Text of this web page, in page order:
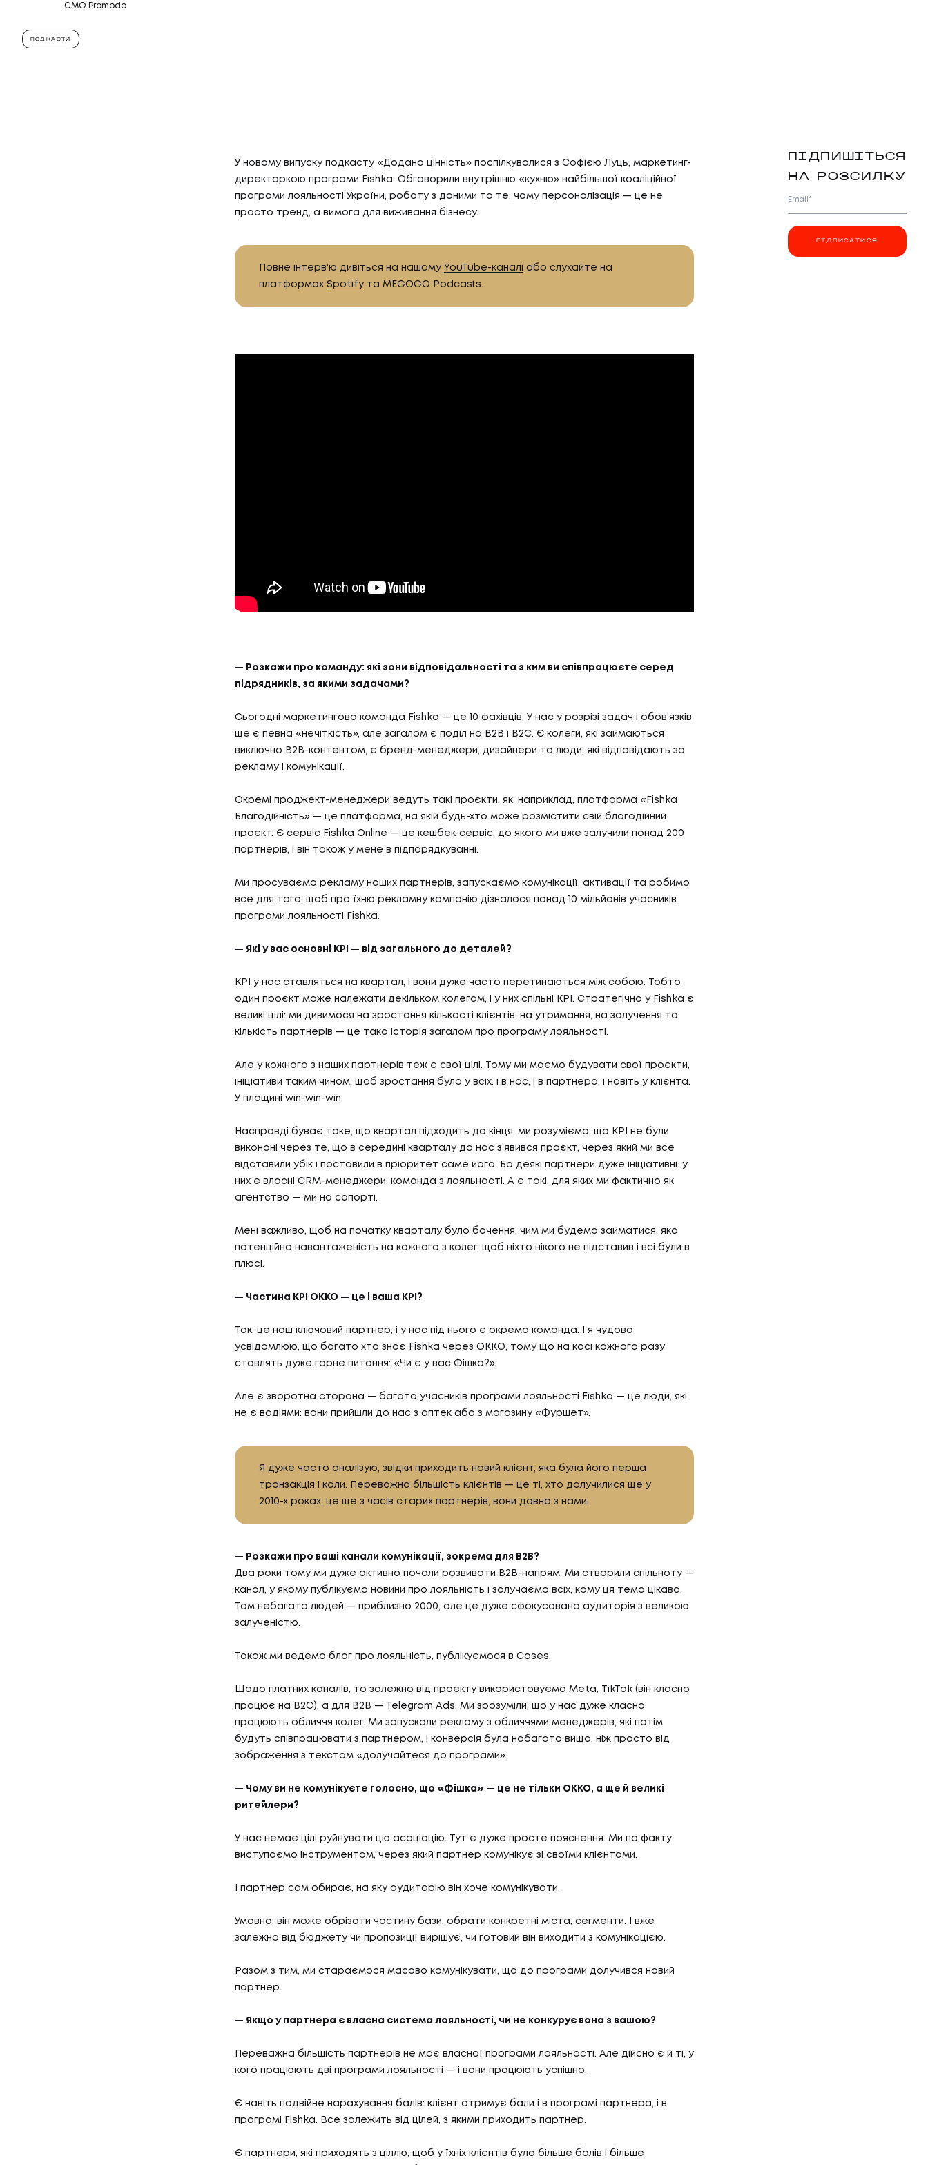
CMO Promodo
ПОДКАСТИ
У новому випуску подкасту «Додана цінність» поспілкувалися з Софією Луць, маркетинг-
директоркою програми Fishka. Обговорили внутрішню «кухню» найбільшої коаліційної
програми лояльності України, роботу з даними та те, чому персоналізація — це не
просто тренд, а вимога для виживання бізнесу.
Повне інтервʼю дивіться на нашому YouTube-каналі або слухайте на
платформах Spotifyта MEGOGO Podcasts.
— Розкажи про команду: які зони відповідальності та з ким ви співпрацюєте серед
підрядників, за якими задачами?
Сьогодні маркетингова команда Fishka — це 10 фахівців. У нас у розрізі задач і обов’язків
ще є певна «нечіткість», але загалом є поділ на B2B і B2C. Є колеги, які займаються
виключно B2B-контентом, є бренд-менеджери, дизайнери та люди, які відповідають за
рекламу і комунікації.
Окремі проджект-менеджери ведуть такі проєкти, як, наприклад, платформа «Fishka
Благодійність» — це платформа, на якій будь-хто може розмістити свій благодійний
проєкт. Є сервіс Fishka Online — це кешбек-сервіс, до якого ми вже залучили понад 200
партнерів, і він також у мене в підпорядкуванні.
Ми просуваємо рекламу наших партнерів, запускаємо комунікації, активації та робимо
все для того, щоб про їхню рекламну кампанію дізналося понад 10 мільйонів учасників
програми лояльності Fishka.
— Які у вас основні KPI — від загального до деталей?
KPI у нас ставляться на квартал, і вони дуже часто перетинаються між собою. Тобто
один проєкт може належати декільком колегам, і у них спільні KPI. Стратегічно у Fishka є
великі цілі: ми дивимося на зростання кількості клієнтів, на утримання, на залучення та
кількість партнерів — це така історія загалом про програму лояльності.
Але у кожного з наших партнерів теж є свої цілі. Тому ми маємо будувати свої проєкти,
ініціативи таким чином, щоб зростання було у всіх: і в нас, і в партнера, і навіть у клієнта.
У площині win-win-win.
Насправді буває таке, що квартал підходить до кінця, ми розуміємо, що KPI не були
виконані через те, що в середині кварталу до нас з’явився проєкт, через який ми все
відставили убік і поставили в пріоритет саме його. Бо деякі партнери дуже ініціативні: у
них є власні CRM-менеджери, команда з лояльності. А є такі, для яких ми фактично як
агентство — ми на сапорті.
Мені важливо, щоб на початку кварталу було бачення, чим ми будемо займатися, яка
потенційна навантаженість на кожного з колег, щоб ніхто нікого не підставив і всі були в
плюсі.
— Частина KPI ОККО — це і ваша KPI?
Так, це наш ключовий партнер, і у нас під нього є окрема команда. І я чудово
усвідомлюю, що багато хто знає Fishka через ОККО, тому що на касі кожного разу
ставлять дуже гарне питання: «Чи є у вас Фішка?».
Але є зворотна сторона — багато учасників програми лояльності Fishka — це люди, які
не є водіями: вони прийшли до нас з аптек або з магазину «Фуршет».
Я дуже часто аналізую, звідки приходить новий клієнт, яка була його перша
транзакція і коли. Переважна більшість клієнтів — це ті, хто долучилися ще у
2010-х роках, це ще з часів старих партнерів, вони давно з нами.
— Розкажи про ваші канали комунікації, зокрема для B2B?
Два роки тому ми дуже активно почали розвивати B2B-напрям. Ми створили спільноту —
канал, у якому публікуємо новини про лояльність і залучаємо всіх, кому ця тема цікава.
Там небагато людей — приблизно 2000, але це дуже сфокусована аудиторія з великою
залученістю.
Також ми ведемо блог про лояльність, публікуємося в Cases.
Щодо платних каналів, то залежно від проєкту використовуємо Meta, TikTok (він класно
працює на B2C), а для B2B — Telegram Ads. Ми зрозуміли, що у нас дуже класно
працюють обличчя колег. Ми запускали рекламу з обличчями менеджерів, які потім
будуть співпрацювати з партнером, і конверсія була набагато вища, ніж просто від
зображення з текстом «долучайтеся до програми».
— Чому ви не комунікуєте голосно, що «Фішка» — це не тільки ОККО, а ще й великі
ритейлери?
У нас немає цілі руйнувати цю асоціацію. Тут є дуже просте пояснення. Ми по факту
виступаємо інструментом, через який партнер комунікує зі своїми клієнтами.
І партнер сам обирає, на яку аудиторію він хоче комунікувати.
Умовно: він може обрізати частину бази, обрати конкретні міста, сегменти. І вже
залежно від бюджету чи пропозиції вирішує, чи готовий він виходити з комунікацією.
Разом з тим, ми стараємося масово комунікувати, що до програми долучився новий
партнер.
— Якщо у партнера є власна система лояльності, чи не конкурує вона з вашою?
Переважна більшість партнерів не має власної програми лояльності. Але дійсно є й ті, у
кого працюють дві програми лояльності — і вони працюють успішно.
Є навіть подвійне нарахування балів: клієнт отримує бали і в програмі партнера, і в
програмі Fishka. Все залежить від цілей, з якими приходить партнер.
Є партнери, які приходять з ціллю, щоб у їхніх клієнтів було більше балів і більше
ПІДПИШІТЬСЯ
НА РОЗСИЛКУ
Email*
ПІДПИСАТИСЯ
ПОСЛУГИ
ПОСЛУГИ
05
КАР'ЄРА
КАР'ЄРА
КЕЙСИ
КЕЙСИ
06
БЛОГ
БЛОГ
КЛІЄНТИ
КЛІЄНТИ
07
КОНТАКТИ
ПРО НАС
ПРО НАС